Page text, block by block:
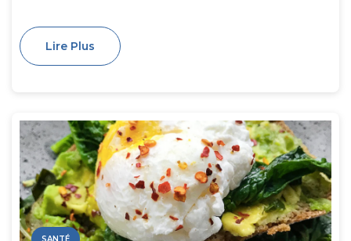
Lire Plus